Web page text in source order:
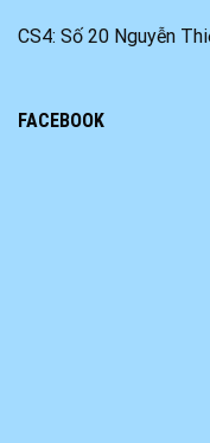
CS4: Số 20 Nguyễn
FACEBOOK